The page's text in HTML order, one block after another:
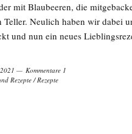
mit Blaubeeren, die
Teller. Neulich haben wir dabei
und nun ein neues
Kommentare 1
Rezepte/Rezepte